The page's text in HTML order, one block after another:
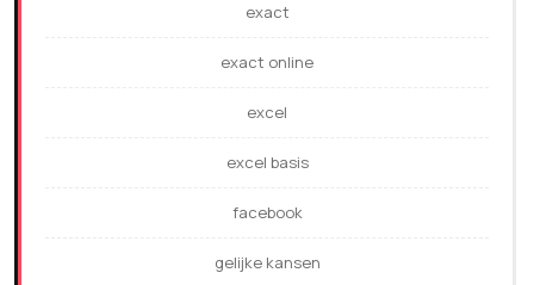
exact
exact online
excel
excel basis
facebook
gelijke kansen